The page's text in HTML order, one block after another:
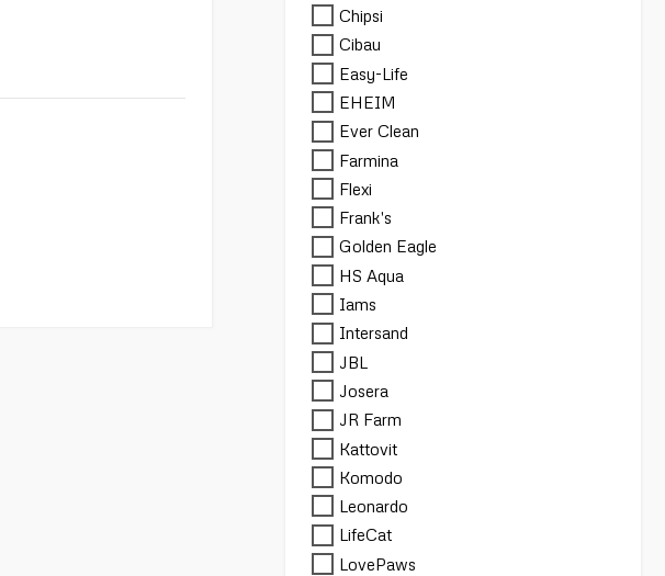
Chipsi
Cibau
Easy-Life
EHEIM
Ever Clean
Farmina
Flexi
Frank's
Golden Eagle
HS Aqua
Iams
Intersand
JBL
Josera
JR Farm
Kattovit
Komodo
Leonardo
LifeCat
LovePaws